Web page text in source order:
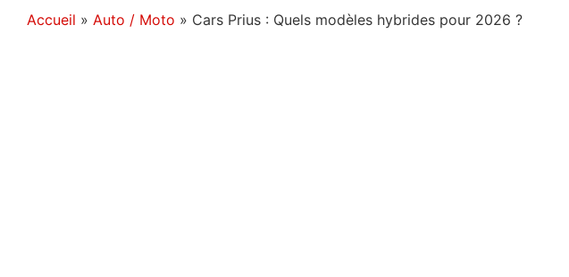
Accueil » Auto / Moto » Cars Prius : Quels modèles hybrides pour 2026 ?